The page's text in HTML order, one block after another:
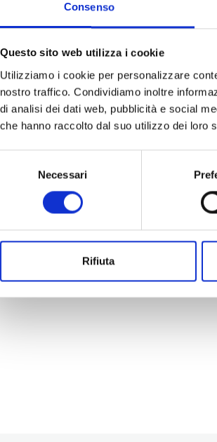
Consenso
Questo sito web utilizza i cookie
Utilizziamo i cookie per personalizzare
nostro traffico. Condividiamo inoltre
di analisi dei dati web, pubblicità e social
che hanno raccolto dal suo utilizzo dei loro
Necessari
Rifiuta
Programma clicca
Il Progetto Volterra è
formazione per chitarra
altissimo livello ,
seminari di gestione
professionisti esperti e